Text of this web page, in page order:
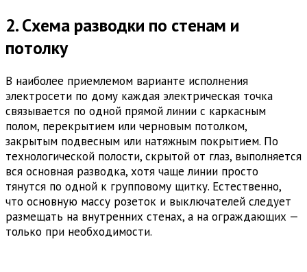
2. Схема разводки по стенам и
потолку
В наиболее приемлемом варианте исполнения
электросети по дому каждая электрическая точка
связывается по одной прямой линии с каркасным
полом, перекрытием или черновым потолком,
закрытым подвесным или натяжным покрытием. По
технологической полости, скрытой от глаз, выполняется
вся основная разводка, хотя чаще линии просто
тянутся по одной к групповому щитку. Естественно,
что основную массу розеток и выключателей следует
размещать на внутренних стенах, а на ограждающих —
только при необходимости.